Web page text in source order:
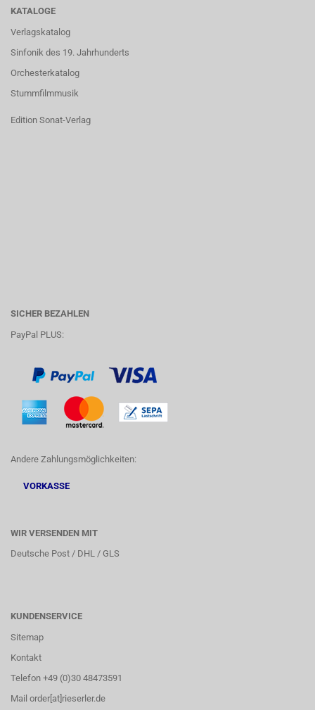
KATALOGE
Verlagskatalog
Sinfonik des 19. Jahrhunderts
Orchesterkatalog
Stummfilmmusik
Edition Sonat-Verlag
SICHER BEZAHLEN
PayPal PLUS:
Andere Zahlungsmöglichkeiten:
VORKASSE
WIR VERSENDEN MIT
Deutsche Post / DHL / GLS
KUNDENSERVICE
Sitemap
Kontakt
Telefon +49 (0)30 48473591
Mail order[at]rieserler.de